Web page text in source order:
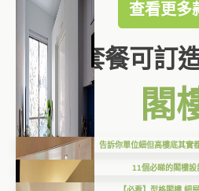
查看更多
套餐可訂
閣
告訴你單位細但高樓底其實
11個必睇的閣樓設